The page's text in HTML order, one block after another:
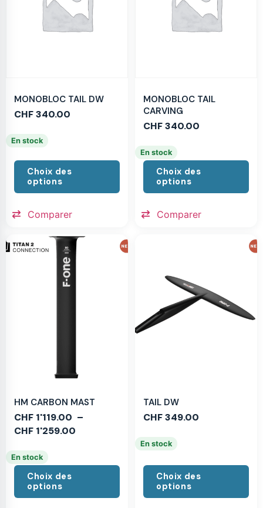
MONOBLOC TAIL DW
CHF340.00
En stock
Choix des
options
Comparer
MONOBLOC TAIL
CARVING
CHF340.00
En stock
Choix des
options
Comparer
HM CARBON MAST
CHF 1'119.00 –
CHF 1'259.00
En stock
Choix des
options
TAIL DW
CHF349.00
En stock
Choix des
options